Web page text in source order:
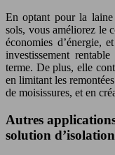
En optant pour la
sols, vous améliorez le
économies d’énergie,
investissement
terme. De plus, elle
en limitant les
de moisissures, et en
Autres
solution